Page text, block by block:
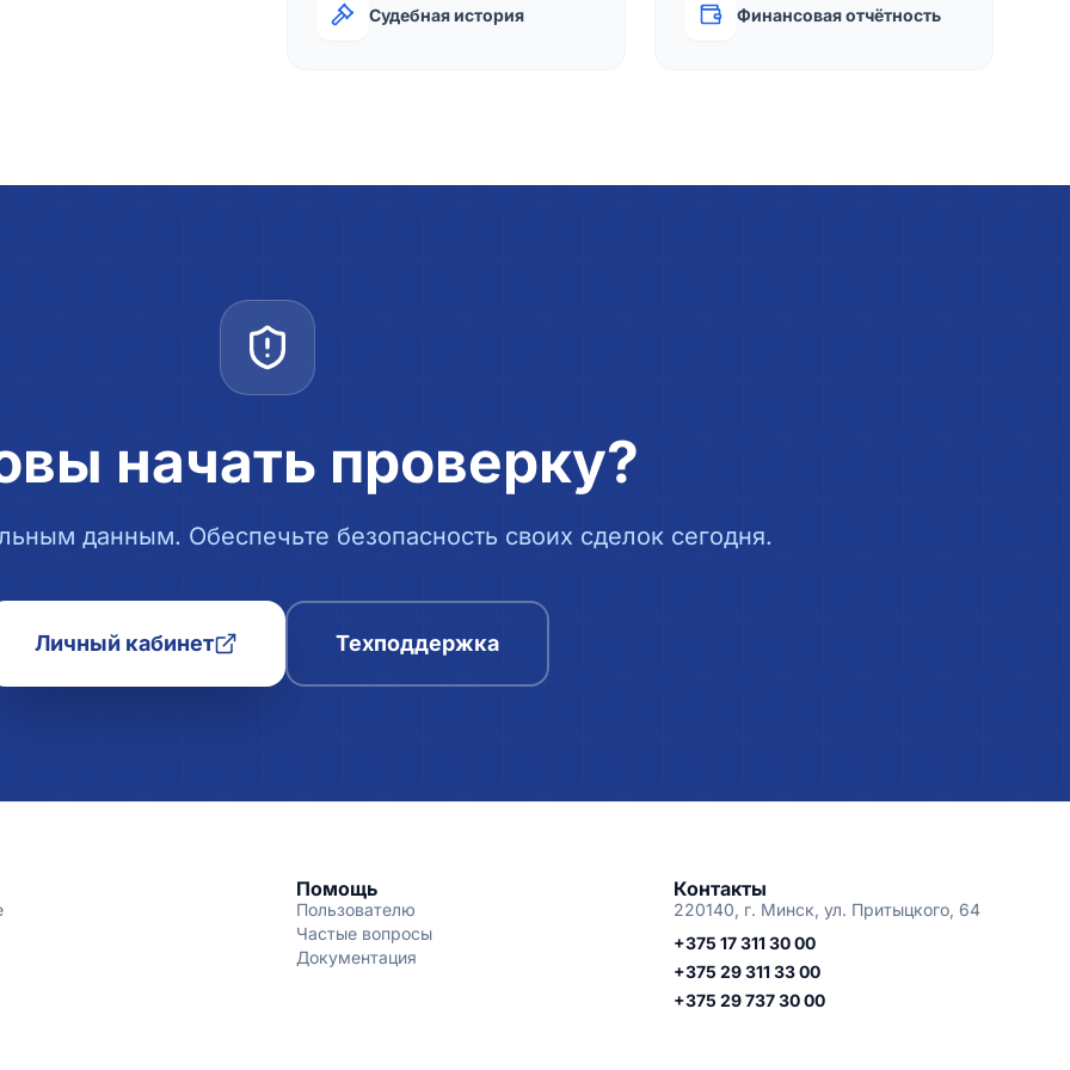
Судебная история Финансовая отчётность
начать проверку?
данным. Обеспечьте безопасность своих сделок сегодня.
Личный кабинет Техподдержка
Помощь
Пользователю
Частые вопросы
Документация
Контакты
220140, г. Минск, ул. Притыцкого, 64
+375 17 311 30 00
+375 29 311 33 00
+375 29 737 30 00